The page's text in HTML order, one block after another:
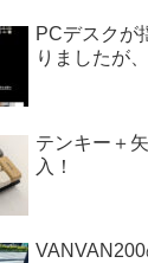
PCデスクが
りましたが
テンキー＋
入！